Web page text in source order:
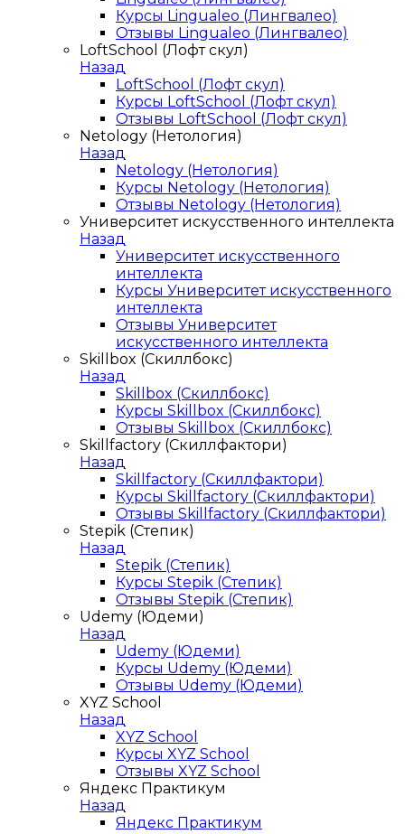
Курсы Lingualeo (Лингвалео)
Отзывы Lingualeo (Лингвалео)
LoftSchool (Лофт скул)
Назад
LoftSchool (Лофт скул)
Курсы LoftSchool (Лофт скул)
Отзывы LoftSchool (Лофт скул)
Netology (Нетология)
Назад
Netology (Нетология)
Курсы Netology (Нетология)
Отзывы Netology (Нетология)
Университет искусственного интеллекта
Назад
Университет искусственного
интеллекта
Курсы Университет искусственного
интеллекта
Отзывы Университет
искусственного интеллекта
Skillbox (Скиллбокс)
Назад
Skillbox (Скиллбокс)
Курсы Skillbox (Скиллбокс)
Отзывы Skillbox (Скиллбокс)
Skillfactory (Скиллфактори)
Назад
Skillfactory (Скиллфактори)
Курсы Skillfactory (Скиллфактори)
Отзывы Skillfactory (Скиллфактори)
Stepik (Степик)
Назад
Stepik (Степик)
Курсы Stepik (Степик)
Отзывы Stepik (Степик)
Udemy (Юдеми)
Назад
Udemy (Юдеми)
Курсы Udemy (Юдеми)
Отзывы Udemy (Юдеми)
XYZ School
Назад
XYZ School
Курсы XYZ School
Отзывы XYZ School
Яндекс Практикум
Назад
Яндекс Практикум